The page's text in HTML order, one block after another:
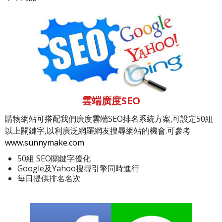
雲端廣度SEO
購物網站可搭配我們廣度雲端SEO排名系統方案,可設定50組
以上關鍵字,以利廣泛網羅網友搜尋網站的機會.可參考
www.sunnymake.com
50組 SEO關鍵字優化
Google及Yahoo搜尋引擎同時進行
每日提供排名名次